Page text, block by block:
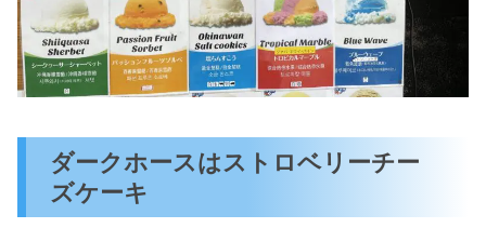
ダークホースはストロベリーチー
ズケーキ